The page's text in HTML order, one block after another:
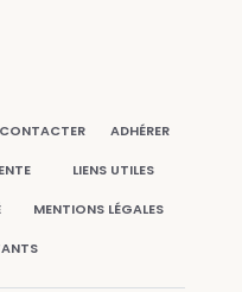
ADHÉRER
LIENS UTILES
MENTIONS LÉGALES